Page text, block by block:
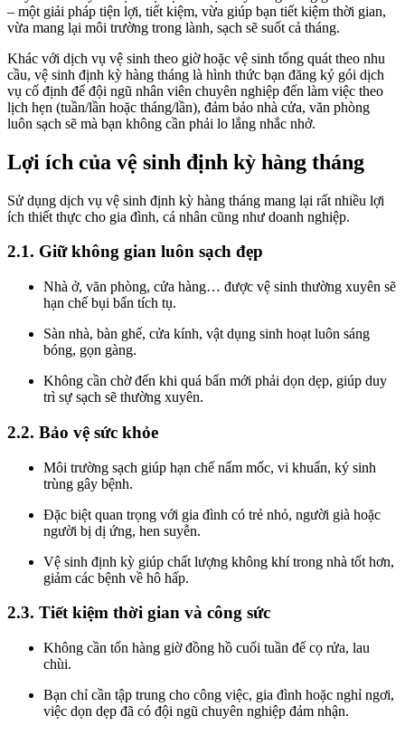
– một giải pháp tiện lợi, tiết kiệm, vừa giúp bạn tiết kiệm thời gian,
vừa mang lại môi trường trong lành, sạch sẽ suốt cả tháng.
Khác với dịch vụ vệ sinh theo giờ hoặc vệ sinh tổng quát theo nhu
cầu, vệ sinh định kỳ hàng tháng là hình thức bạn đăng ký gói dịch
vụ cố định để đội ngũ nhân viên chuyên nghiệp đến làm việc theo
lịch hẹn (tuần/lần hoặc tháng/lần), đảm bảo nhà cửa, văn phòng
luôn sạch sẽ mà bạn không cần phải lo lắng nhắc nhở.
Lợi ích của vệ sinh định kỳ hàng tháng
Sử dụng dịch vụ vệ sinh định kỳ hàng tháng mang lại rất nhiều lợi
ích thiết thực cho gia đình, cá nhân cũng như doanh nghiệp.
2.1. Giữ không gian luôn sạch đẹp
Nhà ở, văn phòng, cửa hàng… được vệ sinh thường xuyên sẽ
hạn chế bụi bẩn tích tụ.
Sàn nhà, bàn ghế, cửa kính, vật dụng sinh hoạt luôn sáng
bóng, gọn gàng.
Không cần chờ đến khi quá bẩn mới phải dọn dẹp, giúp duy
trì sự sạch sẽ thường xuyên.
2.2. Bảo vệ sức khỏe
Môi trường sạch giúp hạn chế nấm mốc, vi khuẩn, ký sinh
trùng gây bệnh.
Đặc biệt quan trọng với gia đình có trẻ nhỏ, người già hoặc
người bị dị ứng, hen suyễn.
Vệ sinh định kỳ giúp chất lượng không khí trong nhà tốt hơn,
giảm các bệnh về hô hấp.
2.3. Tiết kiệm thời gian và công sức
Không cần tốn hàng giờ đồng hồ cuối tuần để cọ rửa, lau
chùi.
Bạn chỉ cần tập trung cho công việc, gia đình hoặc nghỉ ngơi,
việc dọn dẹp đã có đội ngũ chuyên nghiệp đảm nhận.